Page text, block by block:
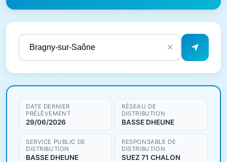
✕
Résultats de qualité de l'eau
DATE DERNIER
PRÉLÈVEMENT
29/06/2026
RÉSEAU DE
DISTRIBUTION
BASSE DHEUNE
SERVICE PUBLIC DE
DISTRIBUTION
BASSE DHEUNE
RESPONSABLE DE
DISTRIBUTION
SUEZ 71 CHALON